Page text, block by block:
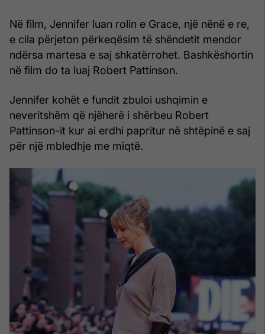
Në film, Jennifer luan rolin e Grace, një nënë e re,
e cila përjeton përkeqësim të shëndetit mendor
ndërsa martesa e saj shkatërrohet. Bashkëshortin
në film do ta luaj Robert Pattinson.
Jennifer kohët e fundit zbuloi ushqimin e
neveritshëm që njëherë i shërbeu Robert
Pattinson-it kur ai erdhi papritur në shtëpinë e saj
për një mbledhje me miqtë.